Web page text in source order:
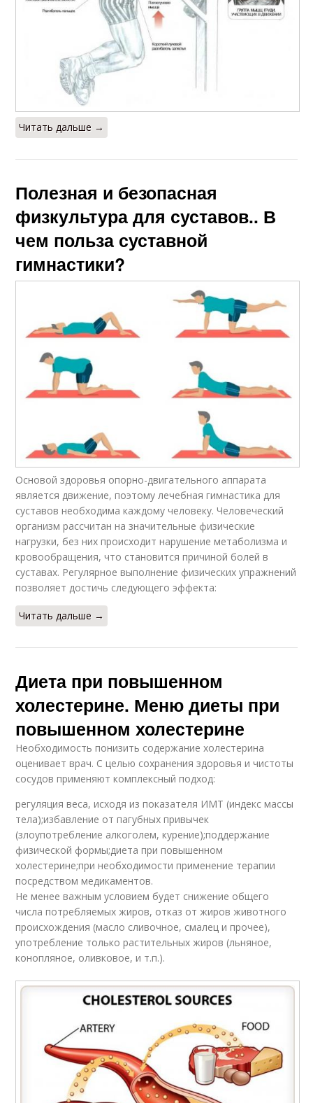
Читать дальше →
Полезная и безопасная
физкультура для суставов.. В
чем польза суставной
гимнастики?
Основой здоровья опорно-двигательного аппарата
является движение, поэтому лечебная гимнастика для
суставов необходима каждому человеку. Человеческий
организм рассчитан на значительные физические
нагрузки, без них происходит нарушение метаболизма и
кровообращения, что становится причиной болей в
суставах. Регулярное выполнение физических упражнений
позволяет достичь следующего эффекта:
Читать дальше →
Диета при повышенном
холестерине. Меню диеты при
повышенном холестерине
Необходимость понизить содержание холестерина
оценивает врач. С целью сохранения здоровья и чистоты
сосудов применяют комплексный подход:
регуляция веса, исходя из показателя ИМТ (индекс массы
тела);избавление от пагубных привычек
(злоупотребление алкоголем, курение);поддержание
физической формы;диета при повышенном
холестерине;при необходимости применение терапии
посредством медикаментов.
Не менее важным условием будет снижение общего
числа потребляемых жиров, отказ от жиров животного
происхождения (масло сливочное, смалец и прочее),
употребление только растительных жиров (льняное,
конопляное, оливковое, и т.п.).